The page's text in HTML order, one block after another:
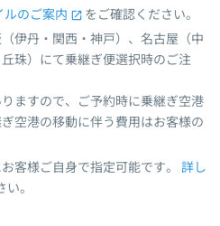
ルのご案内
をご確認ください。
伊丹・関西・神戸）、名古屋（中
珠）にて乗継ぎ便選択時のご注
ますので、ご予約時に乗継ぎ空港
空港の移動に伴う費用はお客様の
客様ご自身で指定可能です。
詳し
。